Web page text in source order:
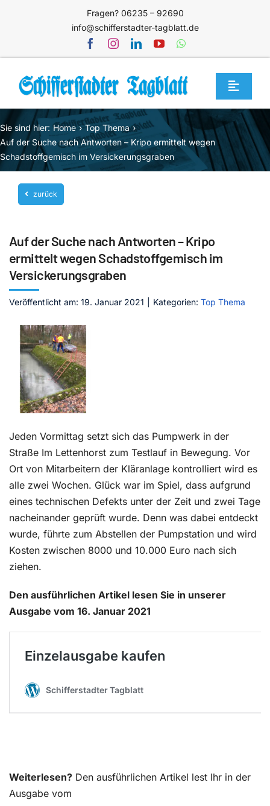
Fragen? 06235 – 92690
info@schifferstadter-tagblatt.de
Toggle
Home
Themen
Blog
Unternehmen
Mediathek
Jetzt abonnieren
Kontakt
Sie sind hier: Home
Top Thema
Auf der Suche nach Antworten – Kripo ermittelt wegen
Schadstoffgemisch im Versickerungsgraben
zurück
Auf der Suche nach Antworten – Kripo
ermittelt wegen Schadstoffgemisch im
Versickerungsgraben
Veröffentlicht am: 19. Januar 2021 Kategorien: Top Thema
Jeden Vormittag setzt sich das Pumpwerk in der
Straße Im Lettenhorst zum Testlauf in Bewegung. Vor
Ort von Mitarbeitern der Kläranlage kontrolliert wird es
alle zwei Wochen. Glück war im Spiel, dass aufgrund
eines technischen Defekts unter der Zeit und zwei Tage
nacheinander geprüft wurde. Denn was dabei entdeckt
wurde, führte zum Abstellen der Pumpstation und wird
Kosten zwischen 8000 und 10.000 Euro nach sich
ziehen.
Den ausführlichen Artikel lesen Sie in unserer
Ausgabe vom 16. Januar 2021
Weiterlesen? Den ausführlichen Artikel lest Ihr in der
Ausgabe vom